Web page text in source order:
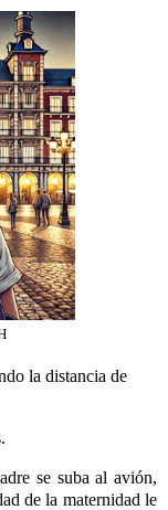
la distancia de
se suba al avión,
de la maternidad le